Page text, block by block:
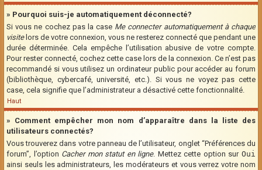
» Pourquoi suis-je automatiquement déconnecté?
Si vous ne cochez pas la case Me connecter automatiquement à chaque
visitelors de votre connexion, vous ne resterez connecté que pendant une
durée déterminée. Cela empêche l’utilisation abusive de votre compte.
Pour rester connecté, cochez cette case lors de la connexion. Ce n’est pas
recommandé si vous utilisez un ordinateur public pour accéder au forum
(bibliothèque, cybercafé, université, etc.). Si vous ne voyez pas cette
case, cela signifie que l’administrateur a désactivé cette fonctionnalité.
Haut
» Comment empêcher mon nom d’apparaître dans la liste des
utilisateurs connectés?
Vous trouverez dans votre panneau de l’utilisateur, onglet “Préférences du
forum”, l’option Cacher mon statut en ligne. Mettez cette option surOui
ainsi seuls les administrateurs, les modérateurs et vous verrez votre nom